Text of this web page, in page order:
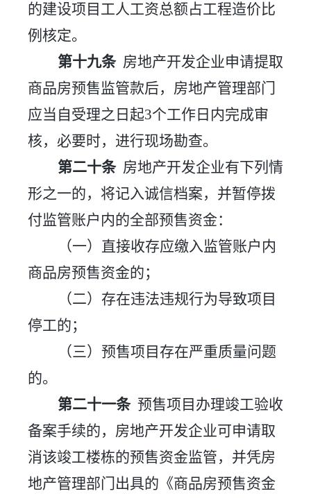
的建设项目工人工资总额占工程造价比
例核定。
第十九条 房地产开发企业申请提取
商品房预售监管款后，房地产管理部门
应当自受理之日起3个工作日内完成审
核，必要时，进行现场勘查。
第二十条 房地产开发企业有下列情
形之一的，将记入诚信档案，并暂停拨
付监管账户内的全部预售资金：
（一）直接收存应缴入监管账户内
商品房预售资金的；
（二）存在违法违规行为导致项目
停工的；
（三）预售项目存在严重质量问题
的。
第二十一条 预售项目办理竣工验收
备案手续的，房地产开发企业可申请取
消该竣工楼栋的预售资金监管，并凭房
地产管理部门出具的《商品房预售资金